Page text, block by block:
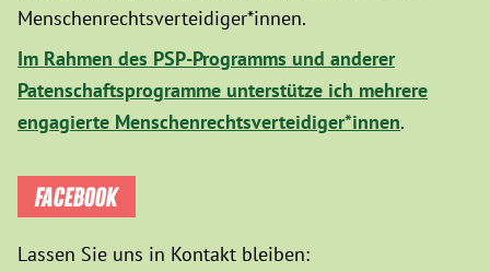
Menschenrechtsverteidiger*innen.
Im Rahmen des PSP-Programms und anderer
Patenschaftsprogramme unterstütze ich mehrere
engagierte Menschenrechtsverteidiger*innen.
FACEBOOK
Lassen Sie uns in Kontakt bleiben: